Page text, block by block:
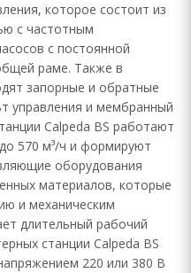
которое состоит из
с частотным
с постоянной
раме. Также в
запорные и обратные
управления и мембранный
Calpeda BS работают
570 м³/ч и формируют
оборудования
материалов, которые
и механическим
длительный рабочий
станции Calpeda BS
220 или 380 В